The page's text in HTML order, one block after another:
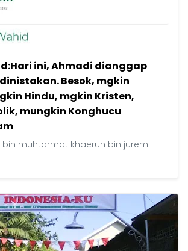
ini, Ahmadi dianggap
Besok, mgkin
Hindu, mgkin Kristen,
mungkin Konghucu
bin muhtarmat khaerun bin juremi